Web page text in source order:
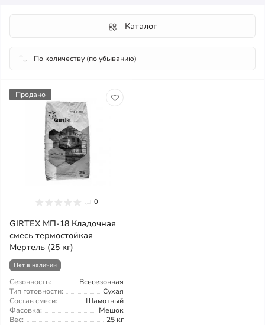
Каталог
Продано
0
GIRTEX МП-18 Кладочная
смесь термостойкая
Мертель (25 кг)
Нет в наличии
Сезонность:
Всесезонная
Тип готовности:
Сухая
Состав смеси:
Шамотный
Фасовка:
Мешок
Вес:
25 кг